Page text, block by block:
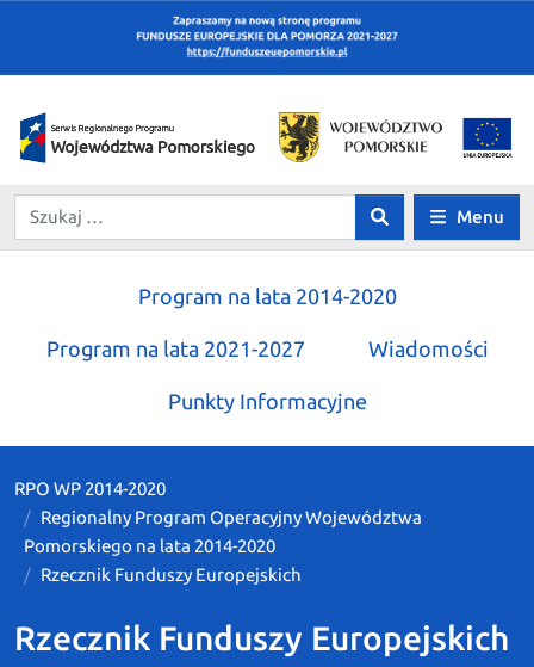
Menu
Program na lata 2014-2020
Program na lata 2021-2027 Wiadomości
Punkty Informacyjne
RPO WP 2014-2020
Regionalny Program Operacyjny Województwa
Pomorskiego na lata 2014-2020
Rzecznik Funduszy Europejskich
Rzecznik Funduszy Europejskich